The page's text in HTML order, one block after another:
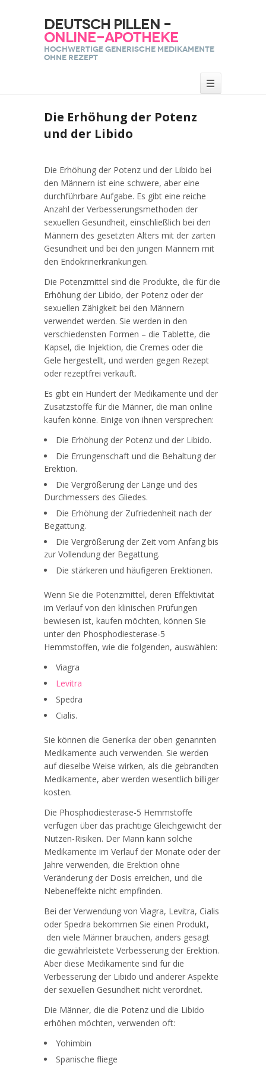
Deutsch Pillen –
Online-Apotheke
Hochwertige generische Medikamente
ohne Rezept
Die Erhöhung der Potenz
und der Libido
Die Erhöhung der Potenz und der Libido bei
den Männern ist eine schwere, aber eine
durchführbare Aufgabe. Es gibt eine reiche
Anzahl der Verbesserungsmethoden der
sexuellen Gesundheit, einschließlich bei den
Männern des gesetzten Alters mit der zarten
Gesundheit und bei den jungen Männern mit
den Endokrinerkrankungen.
Die Potenzmittel sind die Produkte, die für die
Erhöhung der Libido, der Potenz oder der
sexuellen Zähigkeit bei den Männern
verwendet werden. Sie werden in den
verschiedensten Formen – die Tablette, die
Kapsel, die Injektion, die Cremes oder die
Gele hergestellt, und werden gegen Rezept
oder rezeptfrei verkauft.
Es gibt ein Hundert der Medikamente und der
Zusatzstoffe für die Männer, die man online
kaufen könne. Einige von ihnen versprechen:
Die Erhöhung der Potenz und der Libido.
Die Errungenschaft und die Behaltung der
Erektion.
Die Vergrößerung der Länge und des
Durchmessers des Gliedes.
Die Erhöhung der Zufriedenheit nach der
Begattung.
Die Vergrößerung der Zeit vom Anfang bis
zur Vollendung der Begattung.
Die stärkeren und häufigeren Erektionen.
Wenn Sie die Potenzmittel, deren Effektivität
im Verlauf von den klinischen Prüfungen
bewiesen ist, kaufen möchten, können Sie
unter den Phosphodiesterase-5
Hemmstoffen, wie die folgenden, auswählen:
Viagra
Levitra
Spedra
Cialis.
Sie können die Generika der oben genannten
Medikamente auch verwenden. Sie werden
auf dieselbe Weise wirken, als die gebrandten
Medikamente, aber werden wesentlich billiger
kosten.
Die Phosphodiesterase-5 Hemmstoffe
verfügen über das prächtige Gleichgewicht der
Nutzen-Risiken. Der Mann kann solche
Medikamente im Verlauf der Monate oder der
Jahre verwenden, die Erektion ohne
Veränderung der Dosis erreichen, und die
Nebeneffekte nicht empfinden.
Bei der Verwendung von Viagra, Levitra, Cialis
oder Spedra bekommen Sie einen Produkt,
den viele Männer brauchen, anders gesagt
die gewährleistete Verbesserung der Erektion.
Aber diese Medikamente sind für die
Verbesserung der Libido und anderer Aspekte
der sexuellen Gesundheit nicht verordnet.
Die Männer, die die Potenz und die Libido
erhöhen möchten, verwenden oft:
Yohimbin
Spanische fliege